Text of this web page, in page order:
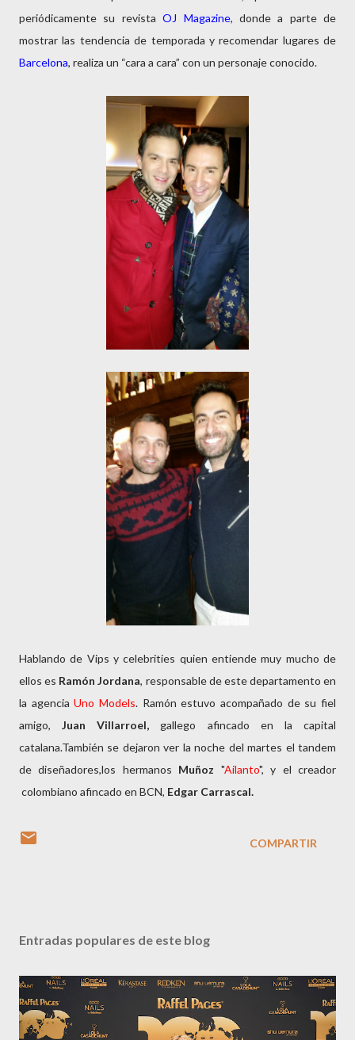
periódicamente su revistaOJ Magazine, donde a parte de
mostrar las tendencia de temporada y recomendar lugares de
Barcelona, realiza un “cara a cara” con un personaje conocido.
Hablando de Vips y celebrities quien entiende muy mucho de
ellos es Ramón Jordana, responsable de este departamento en
la agenciaUno Models. Ramón estuvo acompañado de su fiel
amigo,Juan Villarroel, gallego afincado en la capital
catalana.También se dejaron ver la noche del martes el tandem
de diseñadores,los hermanos Muñoz "Ailanto", y el creador
colombiano afincado en BCN, Edgar Carrascal.
COMPARTIR
Entradas populares de este blog